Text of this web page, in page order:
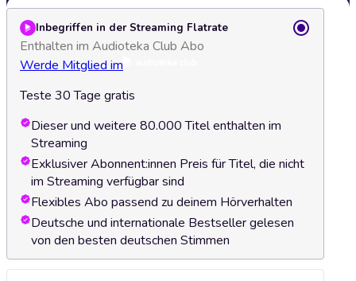
Inbegriffen in der Streaming Flatrate
Enthalten im Audioteka Club Abo
Werde Mitglied im
Teste 30 Tage gratis
Dieser und weitere 80.000 Titel enthalten im
Streaming
Exklusiver Abonnent:innen Preis für Titel, die nicht
im Streaming verfügbar sind
Flexibles Abo passend zu deinem Hörverhalten
Deutsche und internationale Bestseller gelesen
von den besten deutschen Stimmen